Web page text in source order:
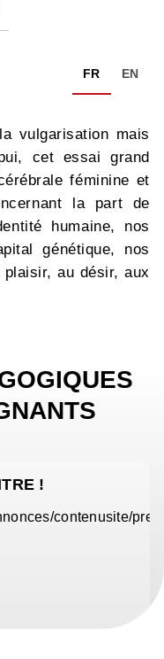
FR EN
vulgarisation mais
cet essai grand
féminine et
la part de
humaine, nos
génétique, nos
au désir, aux
!
contenusite/